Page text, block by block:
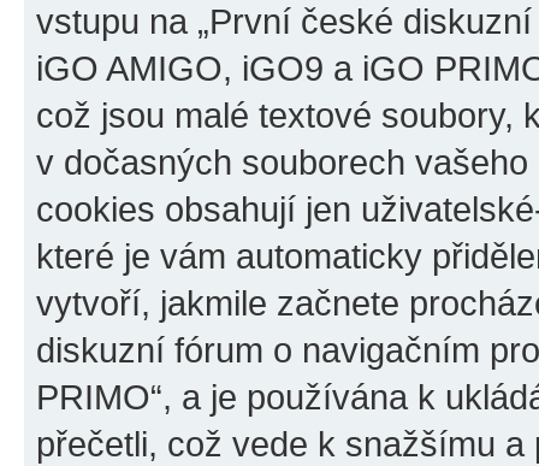
vstupu na „První české
iGO AMIGO, iGO9 a iGO
což jsou malé textové soubory,
v dočasných souborech
cookies obsahují jen
které je vám automaticky
vytvoří, jakmile začnete
diskuzní fórum o navigačním
PRIMO“, a je používána k
přečetli, což vede k snažšímu